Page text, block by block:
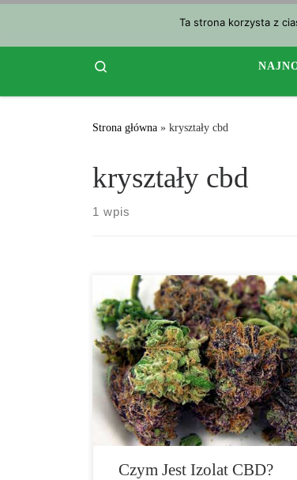
Strona główna » kryształy cbd
kryształy cbd
1 wpis
Kannabidiol, ­powszechnie znany jako
produkt, który jest coraz częściej obecny
opinii publicznej. Coraz więcej osób
wypróbowując go jako alternatywę dla
schorzeń. Chociaż prawdziwość tych
jest nieznana, niewiele zrobiło to, aby
Czym Jest Izolat CBD?
Ta strona korzysta z